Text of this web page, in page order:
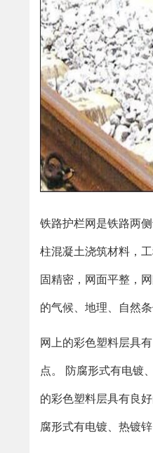
铁路护栏网是铁路两
柱混凝土浇筑材料，
固精密，网面平整，
的气候、地理、自然
网上的彩色塑料层具
点。 防腐形式有电镀
的彩色塑料层具有良
腐形式有电镀、热镀